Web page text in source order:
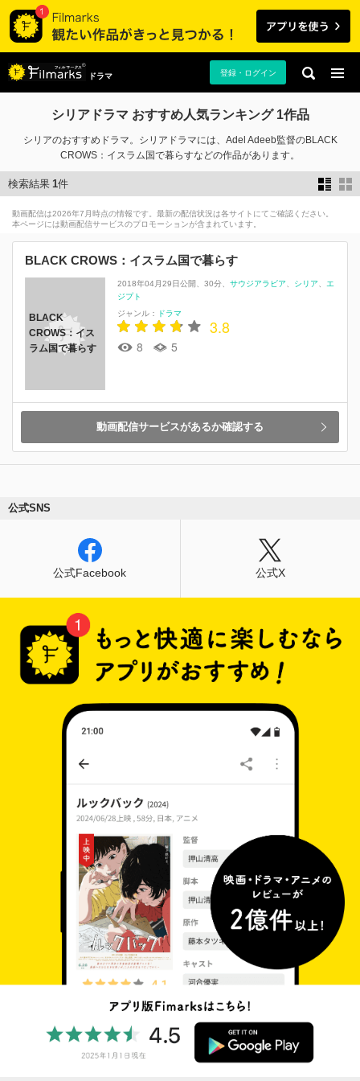
ドラマ 登録・ログイン
シリアドラマ おすすめ人気ランキング 1作品
シリアのおすすめドラマ。シリアドラマには、Adel Adeeb監督のBLACK
CROWS：イスラム国で暮らすなどの作品があります。
検索結果 1件
動画配信は2026年7月時点の情報です。最新の配信状況は各サイトにてご確認ください。
本ページには動画配信サービスのプロモーションが含まれています。
BLACK CROWS：イスラム国で暮らす
BLACK
CROWS：イス
ラム国で暮らす
2018年04月29日公開 30分 サウジアラビア シリア
エ
ジプト
ジャンル：
ドラマ
3.8
8 5
動画配信サービスがあるか確認する
公式SNS
公式Facebook 公式X